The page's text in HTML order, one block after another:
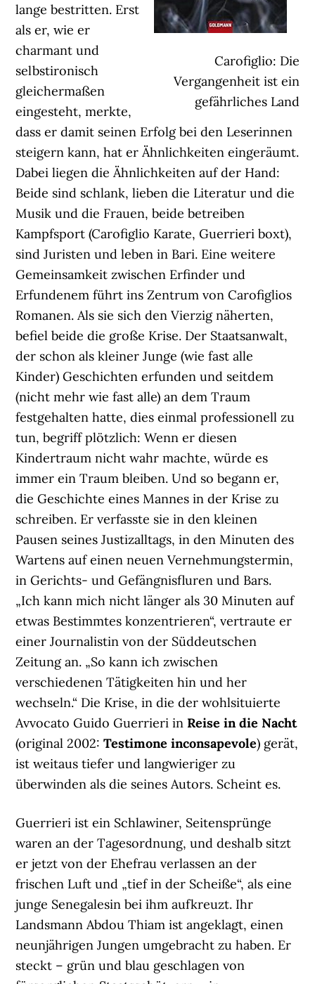
Carofiglio: Die
Vergangenheit ist ein
gefährliches Land
lange bestritten. Erst
als er, wie er
charmant und
selbstironisch
gleichermaßen
eingesteht, merkte,
dass er damit seinen Erfolg bei den Leserinnen
steigern kann, hat er Ähnlichkeiten eingeräumt.
Dabei liegen die Ähnlichkeiten auf der Hand:
Beide sind schlank, lieben die Literatur und die
Musik und die Frauen, beide betreiben
Kampfsport (Carofiglio Karate, Guerrieri boxt),
sind Juristen und leben in Bari. Eine weitere
Gemeinsamkeit zwischen Erfinder und
Erfundenem führt ins Zentrum von Carofiglios
Romanen. Als sie sich den Vierzig näherten,
befiel beide die große Krise. Der Staatsanwalt,
der schon als kleiner Junge (wie fast alle
Kinder) Geschichten erfunden und seitdem
(nicht mehr wie fast alle) an dem Traum
festgehalten hatte, dies einmal professionell zu
tun, begriff plötzlich: Wenn er diesen
Kindertraum nicht wahr machte, würde es
immer ein Traum bleiben. Und so begann er,
die Geschichte eines Mannes in der Krise zu
schreiben. Er verfasste sie in den kleinen
Pausen seines Justizalltags, in den Minuten des
Wartens auf einen neuen Vernehmungstermin,
in Gerichts- und Gefängnisfluren und Bars.
„Ich kann mich nicht länger als 30 Minuten auf
etwas Bestimmtes konzentrieren“, vertraute er
einer Journalistin von der Süddeutschen
Zeitung an. „So kann ich zwischen
verschiedenen Tätigkeiten hin und her
wechseln.“ Die Krise, in die der wohlsituierte
Avvocato Guido Guerrieri inReise in die Nacht
(original 2002:Testimone inconsapevole) gerät,
ist weitaus tiefer und langwieriger zu
überwinden als die seines Autors. Scheint es.
Guerrieri ist ein Schlawiner, Seitensprünge
waren an der Tagesordnung, und deshalb sitzt
er jetzt von der Ehefrau verlassen an der
frischen Luft und „tief in der Scheiße“, als eine
junge Senegalesin bei ihm aufkreuzt. Ihr
Landsmann Abdou Thiam ist angeklagt, einen
neunjährigen Jungen umgebracht zu haben. Er
steckt – grün und blau geschlagen von